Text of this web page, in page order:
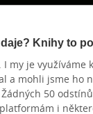
Knihy to
my je využíváme
a mohli jsme ho
50
i